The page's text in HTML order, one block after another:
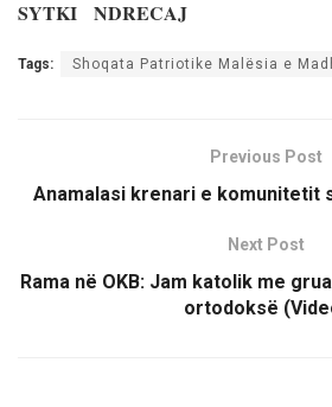
SYTKI NDRECAJ
Tags: Shoqata Patriotike Malësia e
Previous Post
Anamalasi krenari e komunitetit
Next Post
Rama në OKB: Jam katolik me
ortodoksë